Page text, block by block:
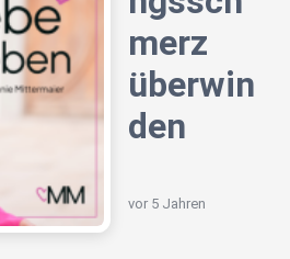
merz
überwin
den
vor 5 Jahren